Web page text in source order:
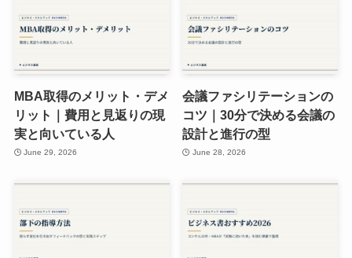
MBA取得のメリット・デメ
リット｜費用と見返りの現
実と向いている人
June 29, 2026
会議ファシリテーションの
コツ｜30分で決める会議の
設計と進行の型
June 28, 2026